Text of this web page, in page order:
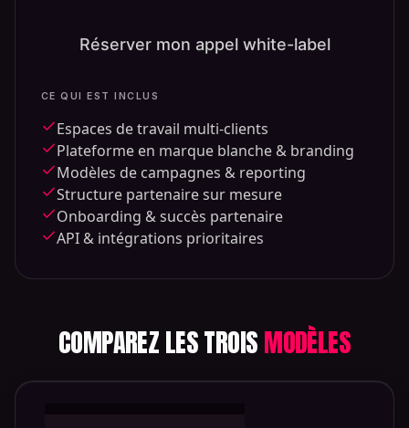
Réserver mon appel white-label
CE QUI EST INCLUS
Espaces de travail multi-clients
Plateforme en marque blanche & branding
Modèles de campagnes & reporting
Structure partenaire sur mesure
Onboarding & succès partenaire
API & intégrations prioritaires
COMPAREZ LES TROISMODÈLES
Comparaison